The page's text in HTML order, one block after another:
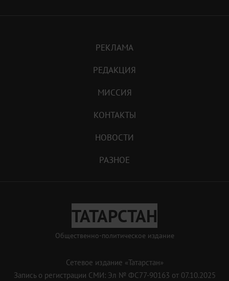
РЕКЛАМА
РЕДАКЦИЯ
МИССИЯ
КОНТАКТЫ
НОВОСТИ
РАЗНОЕ
ТАТАРСТАН
Общественно-политическое издание
Сетевое издание «Татарстан»
Запись о регистрации СМИ: Эл № ФС77-90163 от 07.10.2025